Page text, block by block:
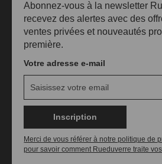
Abonnez-vous à la newsletter
recevez des alertes avec des
ventes privées et nouveautés
première.
Votre adresse e-mail
Inscription
Merci de vous référer à notre politique de
pour savoir comment Rueduverre traite